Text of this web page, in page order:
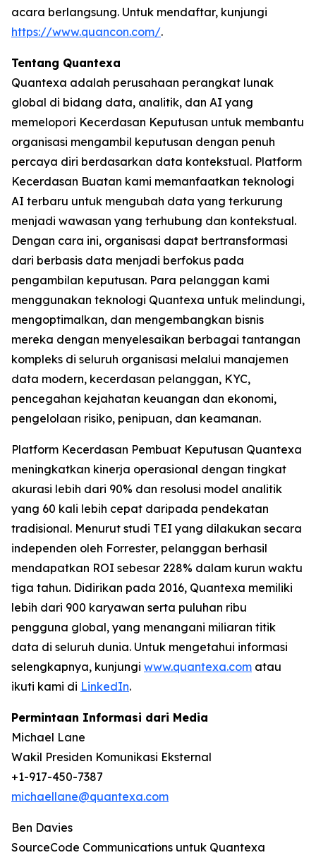
acara berlangsung. Untuk mendaftar, kunjungi
https://www.quancon.com/.
Tentang Quantexa
Quantexa adalah perusahaan perangkat lunak
global di bidang data, analitik, dan AI yang
memelopori Kecerdasan Keputusan untuk membantu
organisasi mengambil keputusan dengan penuh
percaya diri berdasarkan data kontekstual. Platform
Kecerdasan Buatan kami memanfaatkan teknologi
AI terbaru untuk mengubah data yang terkurung
menjadi wawasan yang terhubung dan kontekstual.
Dengan cara ini, organisasi dapat bertransformasi
dari berbasis data menjadi berfokus pada
pengambilan keputusan. Para pelanggan kami
menggunakan teknologi Quantexa untuk melindungi,
mengoptimalkan, dan mengembangkan bisnis
mereka dengan menyelesaikan berbagai tantangan
kompleks di seluruh organisasi melalui manajemen
data modern, kecerdasan pelanggan, KYC,
pencegahan kejahatan keuangan dan ekonomi,
pengelolaan risiko, penipuan, dan keamanan.
Platform Kecerdasan Pembuat Keputusan Quantexa
meningkatkan kinerja operasional dengan tingkat
akurasi lebih dari 90% dan resolusi model analitik
yang 60 kali lebih cepat daripada pendekatan
tradisional. Menurut studi TEI yang dilakukan secara
independen oleh Forrester, pelanggan berhasil
mendapatkan ROI sebesar 228% dalam kurun waktu
tiga tahun. Didirikan pada 2016, Quantexa memiliki
lebih dari 900 karyawan serta puluhan ribu
pengguna global, yang menangani miliaran titik
data di seluruh dunia. Untuk mengetahui informasi
selengkapnya, kunjungi www.quantexa.com atau
ikuti kami di LinkedIn.
Permintaan Informasi dari Media
Michael Lane
Wakil Presiden Komunikasi Eksternal
+1-917-450-7387
michaellane@quantexa.com
Ben Davies
SourceCode Communications untuk Quantexa